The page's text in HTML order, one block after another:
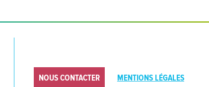
NOUS CONTACTER MENTIONS LÉGALES